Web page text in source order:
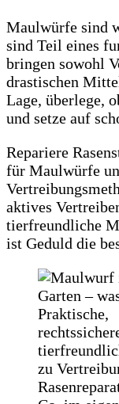
Maulwürfe sind
sind Teil eines
bringen sowohl
drastischen
Lage, überlege,
und setze auf
Repariere
für Maulwürfe
aktives
tierfreundliche
ist Geduld die